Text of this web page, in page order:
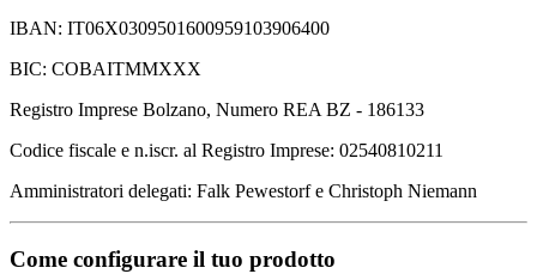
IBAN: IT06X0309501600959103906400
BIC: COBAITMMXXX
Registro Imprese Bolzano, Numero REA BZ - 186133
Codice fiscale e n.iscr. al Registro Imprese: 02540810211
Amministratori delegati: Falk Pewestorf e Christoph Niemann
Come configurare il tuo prodotto